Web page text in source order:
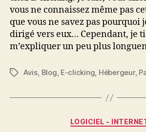
vous ne connaissez même pas
que vous ne savez pas pourquoi
dirigé vers eux… Cependant, je
m’expliquer un peu plus
Étiquettes
Avis, Blog, E-clicking, Hébergeur,
LOGICIEL -